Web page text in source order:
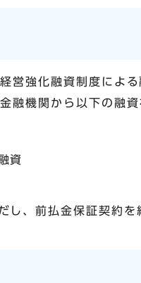
営強化融資制度によ
融機関から以下の融資
資
、前払金保証契約を